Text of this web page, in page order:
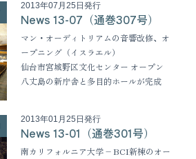
2013年07月25日発行
News 13-07（通巻307号）
マン・オーディトリアムの音響改修、オ
ープニング（イスラエル）
仙台市宮城野区文化センター オープン
八丈島の新庁舎と多目的ホールが完成
2013年01月25日発行
News 13-01（通巻301号）
南カリフォルニア大学 – BCI新棟のオー